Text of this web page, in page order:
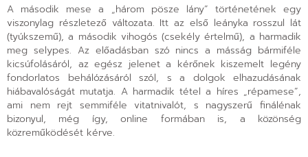
A második mese a „három pösze lány” történetének egy
viszonylag részletező változata. Itt az első leányka rosszul lát
(tyúkszemű), a második vihogós (csekély értelmű), a harmadik
meg selypes. Az előadásban szó nincs a másság bármiféle
kicsúfolásáról, az egész jelenet a kérőnek kiszemelt legény
fondorlatos behálózásáról szól, s a dolgok elhazudásának
hiábavalóságát mutatja. A harmadik tétel a híres „répamese”,
ami nem rejt semmiféle vitatnivalót, s nagyszerű finálénak
bizonyul, még így, online formában is, a közönség
közreműködését kérve.